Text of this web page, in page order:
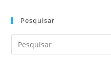
Pesquisar